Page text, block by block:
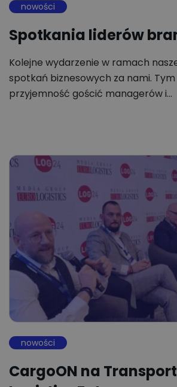
nowości
Spotkania liderów
Kolejne wydarzenie w ramach
spotkań biznesowych za nami.
przyjemność gościć managerów i…
nowości
CargoON na